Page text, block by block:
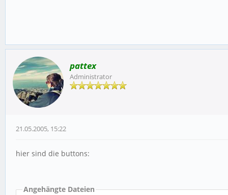
pattex
Administrator
21.05.2005, 15:22
hier sind die buttons:
Angehängte Dateien